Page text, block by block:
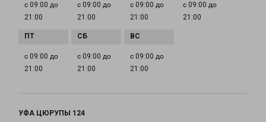
с 09:00 до
21:00
с 09:00 до
21:00
с 09:00 до
21:00
с 09:00 до
21:00
с 09:00 до
21:00
с 09:00 до
21:00
с 09:00 до
21:00
УФА ЦЮРУПЫ 124